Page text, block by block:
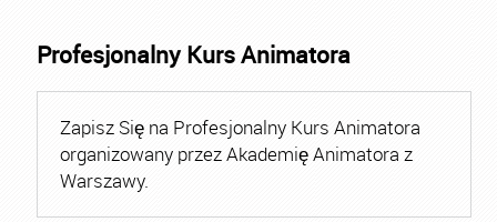
Profesjonalny Kurs Animatora
Zapisz Się na Profesjonalny Kurs Animatora
organizowany przez Akademię Animatora z
Warszawy.